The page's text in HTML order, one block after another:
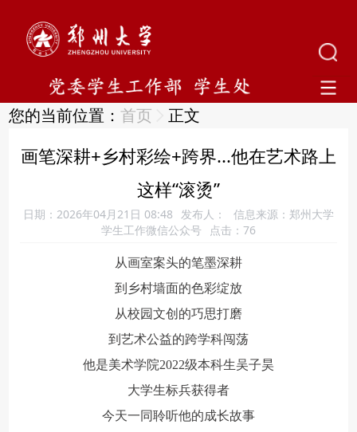
您的当前位置：首页 正文
画笔深耕+乡村彩绘+跨界...他在艺术路上
这样“滚烫”
日期：2026年04月21日 08:48 发布人：
信息来源：郑州大学
学生工作微信公众号
点击： 76
从画室案头的笔墨深耕
到乡村墙面的色彩绽放
从校园文创的巧思打磨
到艺术公益的跨学科闯荡
他是美术学院2022级本科生吴子昊
大学生标兵获得者
今天一同聆听他的成长故事